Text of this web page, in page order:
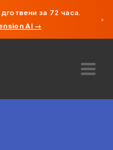
за 72 часа.
AI →
×